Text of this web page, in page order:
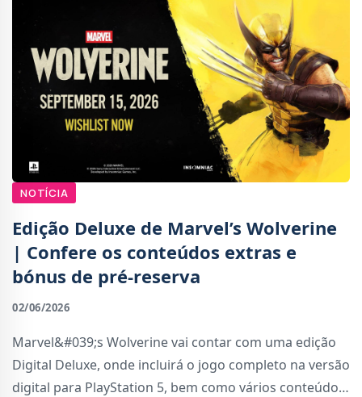
NOTÍCIA
Edição Deluxe de Marvel’s Wolverine
| Confere os conteúdos extras e
bónus de pré-reserva
02/06/2026
Marvel&#039;s Wolverine vai contar com uma edição
Digital Deluxe, onde incluirá o jogo completo na versão
digital para PlayStation 5, bem como vários conteúdos